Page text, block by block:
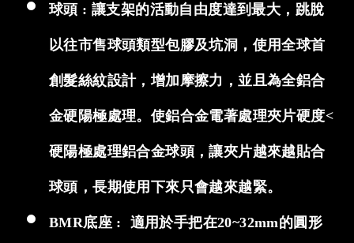
球頭 : 讓支架的活動自由度達到最大，跳脫
以往市售球頭類型包膠及坑洞，使用全球首
創髮絲紋設計，增加摩擦力，並且為全鋁合
金硬陽極處理。使鋁合金電著處理夾片硬度<
硬陽極處理鋁合金球頭，讓夾片越來越貼合
球頭，長期使用下來只會越來越緊。
BMR底座 : 適用於手把在20~32mm的圓形